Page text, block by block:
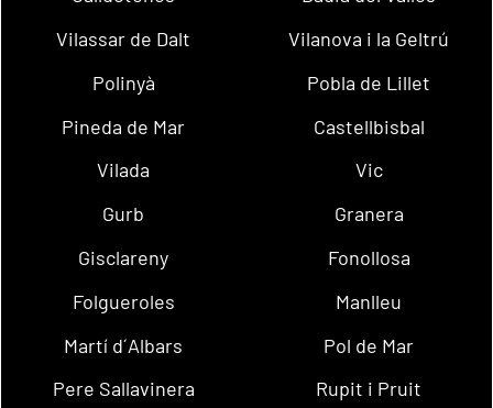
Vilassar de Dalt
Vilanova i la Geltrú
Polinyà
Pobla de Lillet
Pineda de Mar
Castellbisbal
Vilada
Vic
Gurb
Granera
Gisclareny
Fonollosa
Folgueroles
Manlleu
Martí d´Albars
Pol de Mar
Pere Sallavinera
Rupit i Pruit